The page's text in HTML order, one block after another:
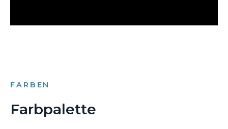
FARBEN
Farbpalette